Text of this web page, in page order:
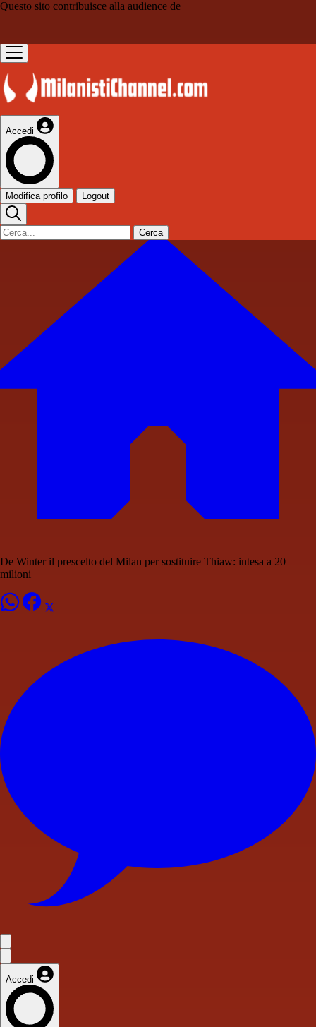
Questo sito contribuisce alla audience de
Accedi
Modifica profilo Logout
Cerca
De Winter il prescelto del Milan per sostituire Thiaw: intesa a 20
milioni
Accedi